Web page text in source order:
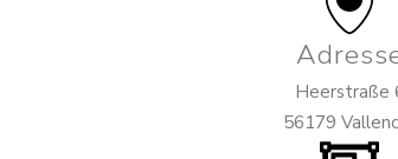
Heerstraße
56179